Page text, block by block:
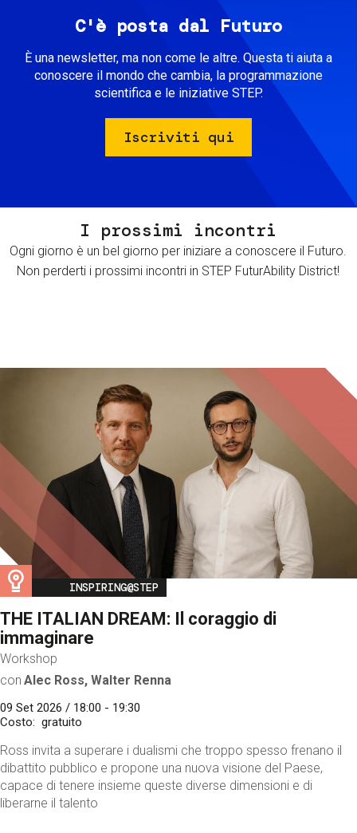
C'è posta dal Futuro
È una newsletter, ma non come le altre. Questa ti aiuta a
conoscere il mondo che cambia, la programmazione
scientifica e le iniziative STEP.
Iscriviti qui
I prossimi incontri
Ogni giorno è un bel giorno per iniziare a conoscere il Futuro.
Non perderti i prossimi incontri in STEP FuturAbility District!
Image
INSPIRING@STEP
THE ITALIAN DREAM: Il coraggio di
immaginare
Workshop
con Alec Ross, Walter Renna
09 Set 2026 / 18:00 - 19:30
Costo
gratuito
Ross invita a superare i dualismi che troppo spesso frenano il
dibattito pubblico e propone una nuova visione del Paese,
capace di tenere insieme queste diverse dimensioni e di
liberarne il talento